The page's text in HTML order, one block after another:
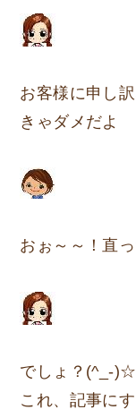
お客様に申し
きゃダメだよ
おぉ～～！直
でしょ？(^_-)☆
これ、記事に